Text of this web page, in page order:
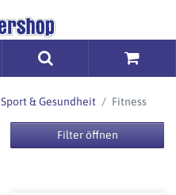
Sport & Gesundheit Fitness
Filter öffnen